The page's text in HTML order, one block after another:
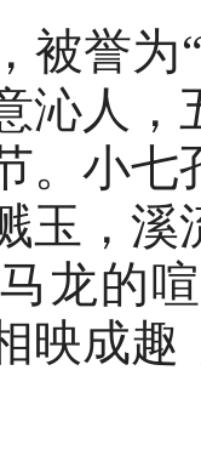
被誉为
沁人，
。小七
玉，溪
龙的
映成趣